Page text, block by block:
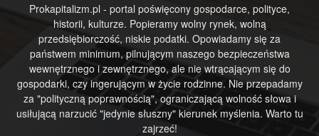
Prokapitalizm.pl - portal poświęcony gospodarce, polityce,
historii, kulturze. Popieramy wolny rynek, wolną
przedsiębiorczość, niskie podatki. Opowiadamy się za
państwem minimum, pilnującym naszego bezpieczeństwa
wewnętrznego i zewnętrznego, ale nie wtrącającym się do
gospodarki, czy ingerującym w życie rodzinne. Nie przepadamy
za "polityczną poprawnością", ograniczającą wolność słowa i
usiłującą narzucić "jedynie słuszny" kierunek myślenia. Warto tu
zajrzeć!